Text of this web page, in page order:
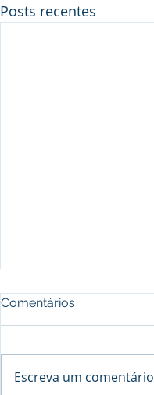
Posts recentes
Comentários
Escreva um comentário